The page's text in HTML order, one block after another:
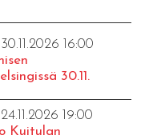
16:00
30.11.
19:00
Kuitulan